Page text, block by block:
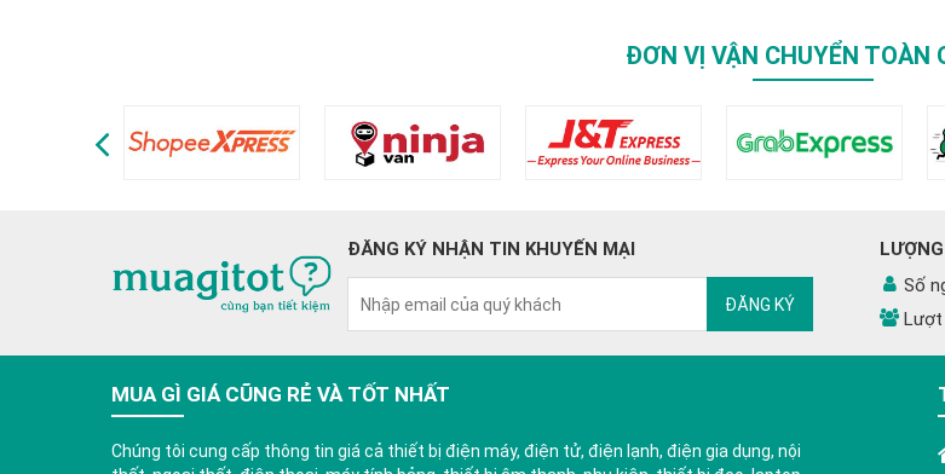
ĐƠN VỊ VẬN CHUYỂN TOÀN
ĐĂNG KÝ NHẬN TIN KHUYẾN MẠI
ĐĂNG KÝ
Số
Lượt
MUA GÌ GIÁ CŨNG RẺ VÀ TỐT NHẤT
Chúng tôi cung cấp thông tin giá cả thiết bị điện máy, điện tử, điện lạnh, điện gia dụng, nội